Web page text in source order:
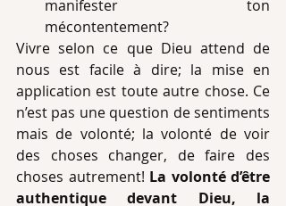
manifester ton
mécontentement?
Vivre selon ce que Dieu attend de
nous est facile à dire; la mise en
application est toute autre chose. Ce
n’est pas une question de sentiments
mais de volonté; la volonté de voir
des choses changer, de faire des
choses autrement! La volonté d’être
authentique devant Dieu, la